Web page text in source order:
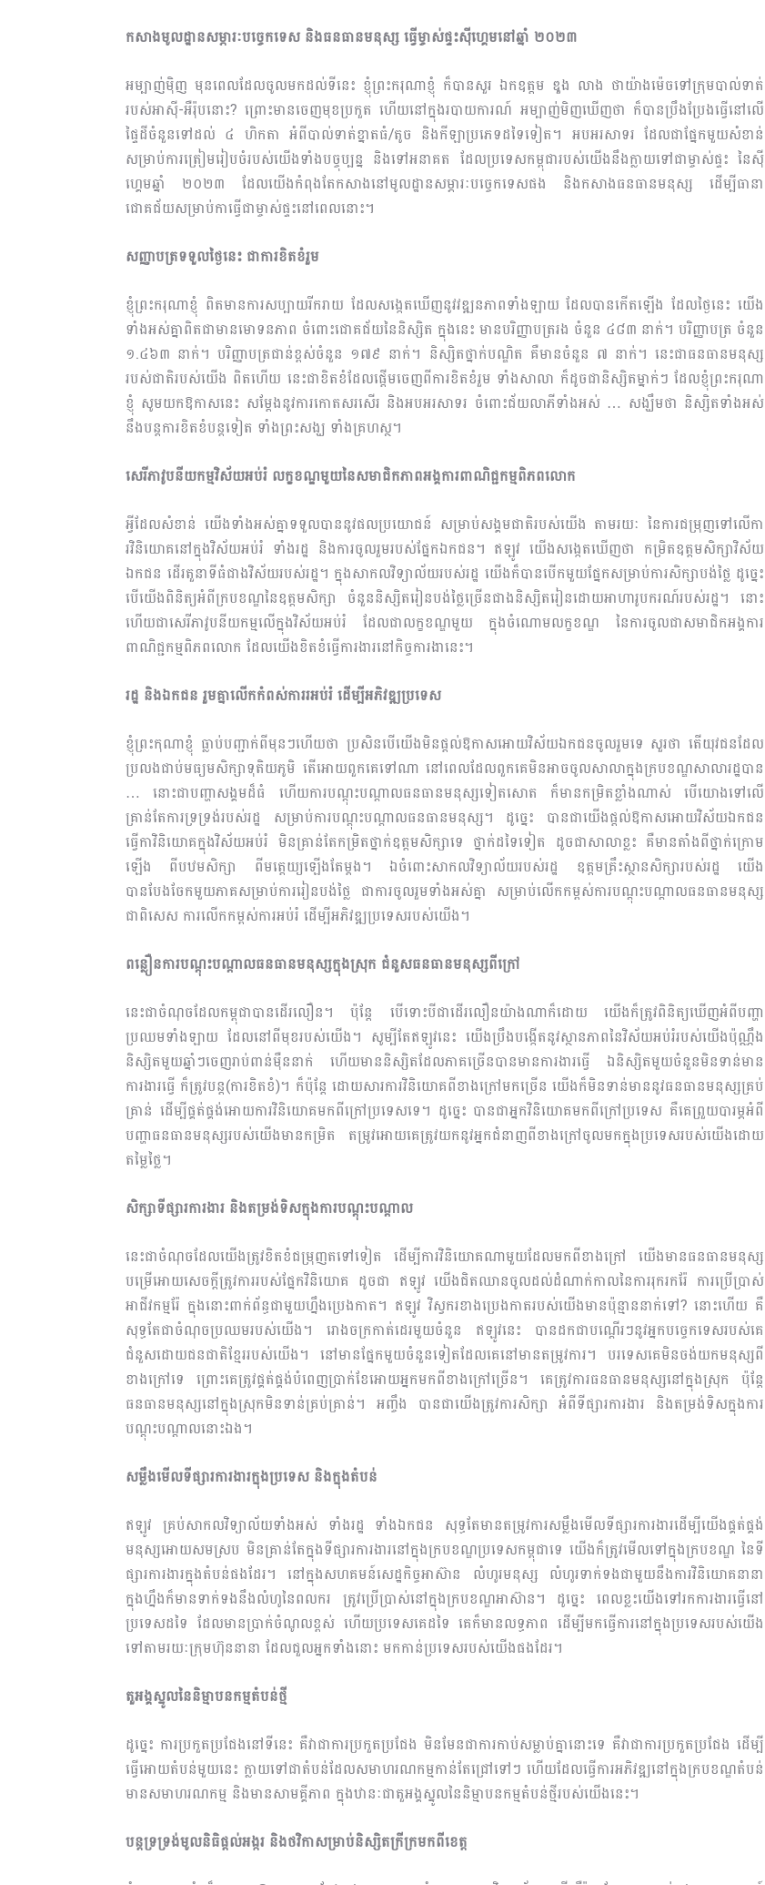
កសាងមូលដ្ឋានសម្ភារៈបច្ចេកទេស និងធនធានមនុស្ស ធ្វើម្ចាស់ផ្ទះស៊ីហ្គេមនៅឆ្នាំ ២០២៣
អម្បាញ់ម៉ិញ មុនពេលដែលចូលមកដល់ទីនេះ ខ្ញុំព្រះករុណាខ្ញុំ ក៏បានសួរ ឯកឧត្តម ឌួង លាង ថាយ៉ាងម៉េចទៅក្រុមបាល់ទាត់
របស់អាស៊ី-អឺរ៉ុបនោះ? ព្រោះមានចេញមុខប្រកួត ហើយនៅក្នុងរបាយការណ៍ អម្បាញ់មិញឃើញថា ក៏បានប្រឹងប្រែងធ្វើនៅលើ
ផ្ទៃដីចំនួនទៅដល់ ៤ ហិកតា អំពីបាល់ទាត់ខ្នាតធំ/តូច និងកីឡាប្រភេទដទៃទៀត។ អបអរសាទរ ដែលជាផ្នែកមួយសំខាន់
សម្រាប់ការត្រៀមរៀបចំរបស់យើងទាំងបច្ចុប្បន្ន និងទៅអនាគត ដែលប្រទេសកម្ពុជារបស់យើងនឹងក្លាយទៅជាម្ចាស់ផ្ទះ នៃស៊ី
ហ្គេមឆ្នាំ ២០២៣ ដែលយើងកំពុងតែកសាងនៅមូលដ្ឋានសម្ភារៈបច្ចេកទេសផង និងកសាងធនធានមនុស្ស ដើម្បីធានា
ជោគជ័យសម្រាប់កាធ្វើជាម្ចាស់ផ្ទះនៅពេលនោះ។
សញ្ញាបត្រទទួលថ្ងៃនេះ ជាការខិតខំរួម
ខ្ញុំព្រះករុណាខ្ញុំ ពិតមានការសប្បាយរីករាយ ដែលសង្កេតឃើញនូវវឌ្ឍនភាពទាំងឡាយ ដែលបានកើតឡើង ដែលថ្ងៃនេះ យើង
ទាំងអស់គ្នាពិតជាមានមោទនភាព ចំពោះជោគជ័យនៃនិស្សិត ក្នុងនេះ មានបរិញ្ញាបត្ររង ចំនួន ៤៨៣ នាក់។ បរិញ្ញាបត្រ ចំនួន
១.៤៦៣ នាក់។ បរិញ្ញាបត្រជាន់ខ្ពស់ចំនួន ១៧៩ នាក់។ និស្សិតថ្នាក់បណ្ឌិត គឺមានចំនួន ៧ នាក់។ នេះជាធនធានមនុស្ស
របស់ជាតិរបស់យើង ពិតហើយ នេះជាខិតខំដែលផ្ដើមចេញពីការខិតខំរួម ទាំងសាលា ក៏ដូចជានិស្សិតម្នាក់ៗ ដែលខ្ញុំព្រះករុណា
ខ្ញុំ សូមយកឱកាសនេះ សម្តែងនូវការកោតសរសើរ និងអបអរសាទរ ចំពោះជ័យលាភីទាំងអស់ … សង្ឃឹមថា និស្សិតទាំងអស់
នឹងបន្តការខិតខំបន្តទៀត ទាំងព្រះសង្ឃ ទាំងគ្រហស្ថ។
សេរីភាវូបនីយកម្មវិស័យអប់រំ លក្ខខណ្ឌមួយនៃសមាជិកភាពអង្គការពាណិជ្ជកម្មពិភពលោក
អ្វីដែលសំខាន់ យើងទាំងអស់គ្នាទទួលបាននូវផលប្រយោជន៍ សម្រាប់សង្គមជាតិរបស់យើង តាមរយៈ នៃការជម្រុញទៅលើកា
រវិនិយោគនៅក្នុងវិស័យអប់រំ ទាំងរដ្ឋ និងការចូលរួមរបស់ផ្នែកឯកជន។ ឥឡូវ យើងសង្កេតឃើញថា កម្រិតឧត្តមសិក្សា​វិស័យ
ឯកជន ដើរតួនាទីធំជាងវិស័យរបស់រដ្ឋ។ ក្នុង​សាកលវិទ្យាល័យរបស់រដ្ឋ យើងក៏បានបើកមួយផ្នែកសម្រាប់ការសិក្សាបង់ថ្លៃ ដូច្នេះ
បើយើងពិនិត្យអំពីក្របខណ្ឌនៃឧត្តមសិក្សា ចំនួននិស្សិតរៀនបង់ថ្លៃច្រើនជាងនិស្សិតរៀនដោយអាហារូបករណ៍របស់រដ្ឋ។ នោះ
ហើយជាសេរីភាវូបនីយកម្មលើក្នុងវិស័យអប់រំ ដែលជាលក្ខខណ្ឌមួយ ក្នុងចំណោមលក្ខខណ្ឌ នៃការចូលជាសមាជិកអង្គការ
ពាណិជ្ជកម្មពិភពលោក ដែលយើងខិតខំធ្វើការងារនៅកិច្ចការងានេះ។
រដ្ឋ និងឯកជន រួមគ្នាលើកកំពស់ការរអប់រំ ដើម្បីអភិវឌ្ឍប្រទេស
ខ្ញុំព្រះកុណាខ្ញុំ ធ្លាប់បញ្ជាក់ពីមុនៗហើយថា ប្រសិនបើយើងមិនផ្ដល់ឱកាសអោយវិស័យឯកជនចូលរួមទេ សួរថា តើយុវជនដែល
ប្រលងជាប់មធ្យមសិក្សាទុតិយភូមិ តើអោយពួកគេទៅណា នៅពេលដែលពួកគេមិនអាចចូលសាលាក្នុងក្របខណ្ឌសាលារដ្ឋបាន
… នោះជាបញ្ហាសង្គមដ៏ធំ ហើយការបណ្តុះបណ្ដាលធន​ធាន​មនុស្សទៀតសោត ក៏មានកម្រិតខ្លាំងណាស់ បើយោងទៅលើ
គ្រាន់តែការទ្រទ្រង់របស់រដ្ឋ សម្រាប់ការបណ្តុះបណ្ដាលធនធានមនុស្ស។ ដូច្នេះ បានជាយើងផ្ដល់ឱកាសអោយវិស័យឯកជន
ធ្វើកាវិនិយោគក្នុង​វិស័យអប់រំ មិនគ្រាន់តែកម្រិតថ្នាក់ឧត្តមសិក្សាទេ ថ្នាក់ដទៃទៀត ដូចជាសាលាខ្លះ គឺមានតាំងពីថ្នាក់ក្រោម
ឡើង ពីបឋមសិក្សា ពីមតេ្តយ្យឡើងតែម្ដង។ ឯចំពោះសាកលវិទ្យាល័យរបស់រដ្ឋ ឧត្តមគ្រឹះស្ថានសិក្សារបស់រដ្ឋ យើង
បានបែងចែកមួយភាគសម្រាប់ការរៀនបង់ថ្លៃ ជាការចូលរួមទាំងអស់គ្នា សម្រាប់​លើកកម្ពស់ការបណ្តុះបណ្ដាលធនធានមនុស្ស
ជាពិសេស ការលើកកម្ពស់ការអប់រំ ដើម្បីអភិវឌ្ឍប្រទេសរបស់យើង។
ពន្លឿនការបណ្តុះបណ្តា​ល​ធនធានមនុស្សក្នុងស្រុក ជំនួសធនធានមនុស្សពី​ក្រៅ
នេះជាចំណុចដែលកម្ពុជាបានដើរលឿន។ ប៉ុន្តែ បើទោះបីជាដើរលឿនយ៉ាងណាក៏ដោយ យើងក៏ត្រូវពិនិត្យឃើញអំពីបញ្ហា
ប្រឈមទាំងឡាយ ដែលនៅពីមុខរបស់យើង។ សូម្បីតែឥឡូវនេះ យើងប្រឹងបង្កើតនូវស្ថានភាពនៃវិស័យអប់រំរបស់យើងប៉ុណ្ណឹង
និស្សិតមួយឆ្នាំៗចេញរាប់ពាន់ម៉ឺននាក់ ហើយមាននិស្សិតដែលភាគច្រើនបានមានការងារធ្វើ ឯនិស្សិតមួយចំនួនមិនទាន់មាន
ការងារធ្វើ ក៏ត្រូវបន្ត(ការខិតខំ)។ ក៏ប៉ុន្តែ ដោយ​សារការវិនិយោគពីខាងក្រៅមកច្រើន យើងក៏មិនទាន់មាននូវធនធានមនុស្សគ្រប់
គ្រាន់ ដើម្បីផ្គត់ផ្គង់អោយការវិនិយោគមកពីក្រៅប្រទេសទេ។ ដូច្នេះ បានជាអ្នកវិនិយោគមកពីក្រៅប្រទេស គឺគេព្រួយបារម្ភអំពី
បញ្ហាធន​ធានមនុស្សរបស់យើងមានកម្រិត តម្រូវអោយគេត្រូវយកនូវអ្នកជំនាញពីខាងក្រៅចូលមកក្នុងប្រទេសរបស់យើងដោយ
តម្លៃថ្លៃ។
សិក្សាទីផ្សារការ​ងារ និងតម្រង់ទិសក្នុងការបណ្ដុះបណ្ដាល
នេះជាចំណុចដែលយើងត្រូវខិតខំជម្រុញតទៅទៀត ​ដើម្បីការវិនិយោគណាមួយដែលមកពីខាងក្រៅ យើងមានធនធានមនុស្ស
បម្រើអោយសេចក្តីត្រូវការរបស់ផ្នែកវិនិយោគ ដូចជា ឥឡូវ យើងជិតឈានចូលដល់ដំ​ណាក់កាលនៃការរុករករ៉ែ ការប្រើប្រាស់
អាជីវកម្មរ៉ែ ក្នុងនោះពាក់ព័ន្ធជាមួយហ្នឹងប្រេងកាត។ ឥឡូវ វិស្វករខាងប្រេងកាតរបស់យើងមានប៉ុន្មាននាក់ទៅ? នោះហើយ គឺ
សុទ្ធតែជាចំណុចប្រឈមរបស់យើង។​ រោងចក្រកាត់ដេរមួយចំនួន ឥឡូវនេះ បានដកជាបណ្តើរៗនូវអ្នកបច្ចេកទេសរបស់គេ
ជំនួសដោយជនជាតិខ្មែររបស់យើង។ នៅមានផ្នែកមួយចំនួនទៀតដែលគេនៅមានតម្រូវការ។ បរទេសគេមិនចង់យកមនុស្សពី
ខាងក្រៅទេ ព្រោះគេត្រូវផ្គត់ផ្គង់បំពេញប្រាក់ខែអោយអ្នកមកពីខាងក្រៅច្រើន។ គេត្រូវការធនធានមនុស្សនៅក្នុងស្រុក ប៉ុន្តែ
ធនធានមនុស្សនៅក្នុងស្រុកមិនទាន់គ្រប់គ្រាន់។ អញ្ចឹង បានជាយើងត្រូវការសិក្សា អំពីទីផ្សារការ​ងារ និងតម្រង់ទិសក្នុងការ
បណ្ដុះបណ្ដាលនោះឯង។
សម្លឹងមើលទីផ្សារការងារក្នុងប្រទេស និងក្នុងតំបន់
ឥឡូវ គ្រប់សាកលវិទ្យាល័យទាំងអស់ ទាំងរដ្ឋ ទាំងឯកជន សុទ្ធតែមានតម្រូវការសម្លឹងមើលទីផ្សារការងារដើម្បីយើងផ្គត់ផ្គង់
មនុស្សអោយសមស្រប មិនគ្រាន់តែក្នុងទីផ្សារការងារនៅក្នុងក្របខណ្ឌប្រទេសកម្ពុជាទេ យើងក៏ត្រូវមើលទៅក្នុងក្របខណ្ឌ នៃទី
ផ្សារការងារក្នុងតំបន់ផងដែរ។ នៅក្នុងសហគមន៍សេដ្ឋ​កិច្ចអាស៊ាន លំហូរមនុស្ស លំហូរទាក់ទងជាមួយនឹងការវិនិយោគនានា
ក្នុងហ្នឹងក៏មានទាក់ទងនឹងលំហូនៃពលករ ត្រូវប្រើប្រាស់នៅក្នុងក្របខណ្ឌអាស៊ាន។ ដូច្នេះ ពេលខ្លះយើងទៅរកការងារធ្វើនៅ
ប្រទេសដទៃ ដែលមានប្រាក់ចំណូលខ្ពស់ ហើយប្រទេសគេដទៃ គេក៏មានលទ្ធភាព ដើម្បីមកធ្វើការនៅក្នុងប្រទេសរបស់យើង
ទៅតាមរយៈក្រុមហ៊ុននានា ដែលជួលអ្នកទាំងនោះ មកកាន់ប្រទេសរបស់យើងផងដែរ។
តួអង្គស្នូលនៃនិម្មាបនកម្មតំបន់ថ្មី
ដូច្នេះ ការប្រកួតប្រ​ជែងនៅទីនេះ គឺវាជាការប្រកួតប្រជែង មិនមែនជាការកាប់សម្លាប់គ្នានោះទេ គឺវាជាការប្រកួតប្រជែង ដើម្បី
ធ្វើអោយតំបន់មួយនេះ ក្លាយទៅជាតំបន់ដែលសមាហរណកម្មកាន់តែជ្រៅទៅៗ ហើយដែលធ្វើការអភិ​វឌ្ឍនៅក្នុងក្របខណ្ឌតំបន់
មានសមាហរណកម្ម និងមានសាមគ្គីភាព ក្នុងឋានៈជាតួអង្គស្នូលនៃនិម្មាបនកម្មតំបន់ថ្មីរបស់យើងនេះ។
បន្តទ្រទ្រង់មូលនិធិផ្តល់អង្ករ និងថវិកាសម្រាប់និស្សិតក្រីក្រមកពីខេត្ត